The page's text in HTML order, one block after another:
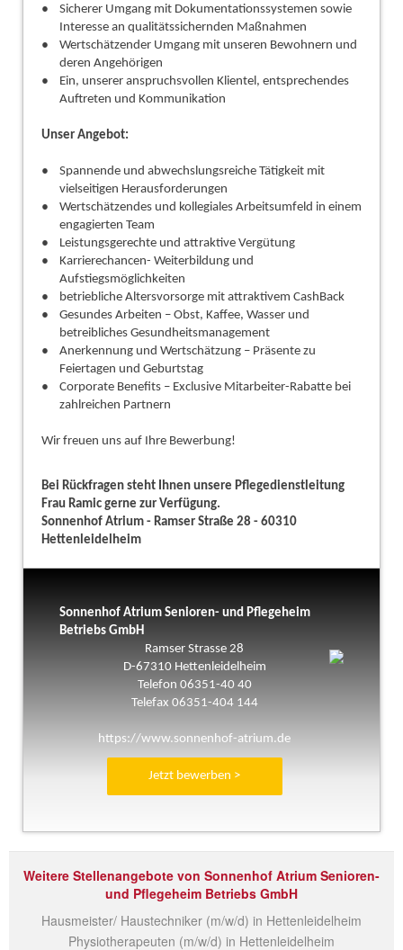
Sicherer Umgang mit Dokumentationssystemen sowie
Interesse an qualitätssichernden Maßnahmen
Wertschätzender Umgang mit unseren Bewohnern und
deren Angehörigen
Ein, unserer anspruchsvollen Klientel, entsprechendes
Auftreten und Kommunikation
Unser Angebot:
Spannende und abwechslungsreiche Tätigkeit mit
vielseitigen Herausforderungen
Wertschätzendes und kollegiales Arbeitsumfeld in einem
engagierten Team
Leistungsgerechte und attraktive Vergütung
Karrierechancen- Weiterbildung und
Aufstiegsmöglichkeiten
betriebliche Altersvorsorge mit attraktivem CashBack
Gesundes Arbeiten – Obst, Kaffee, Wasser und
betreibliches Gesundheitsmanagement
Anerkennung und Wertschätzung – Präsente zu
Feiertagen und Geburtstag
Corporate Benefits – Exclusive Mitarbeiter-Rabatte bei
zahlreichen Partnern
Wir freuen uns auf Ihre Bewerbung!
Bei Rückfragen steht Ihnen unsere Pflegedienstleitung
Frau Ramic gerne zur Verfügung.
Sonnenhof Atrium - Ramser Straße 28 - 60310
Hettenleidelheim
Sonnenhof Atrium Senioren- und Pflegeheim
Betriebs GmbH
Ramser Strasse 28
D-67310 Hettenleidelheim
Telefon 06351-40 40
Telefax 06351-404 144
https://www.sonnenhof-atrium.de
Jetzt bewerben >
Weitere Stellenangebote von Sonnenhof Atrium Senioren-
und Pflegeheim Betriebs GmbH
Hausmeister/ Haustechniker (m/w/d) in Hettenleidelheim
Physiotherapeuten (m/w/d) in Hettenleidelheim